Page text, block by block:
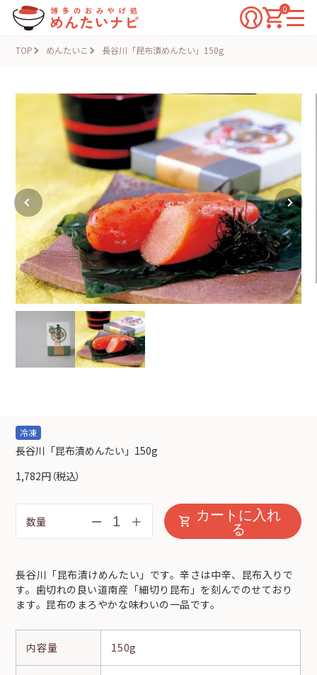
0
TOP めんたいこ 長谷川「昆布漬めんたい」150g
冷凍
長谷川「昆布漬めんたい」150g
1,782円 （税込）
数量 ー ＋ カートに入れ
る
長谷川「昆布漬けめんたい」です。辛さは中辛、昆布入りで
す。歯切れの良い道南産「細切り昆布」を刻んでのせており
ます。昆布のまろやかな味わいの一品です。
内容量 150g